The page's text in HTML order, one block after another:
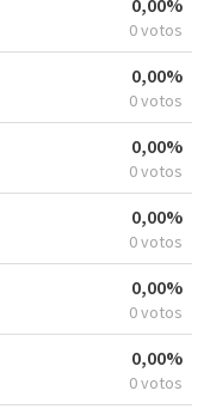
0 votos
0,00%
0 votos
0,00%
0 votos
0,00%
0 votos
0,00%
0 votos
0,00%
0 votos